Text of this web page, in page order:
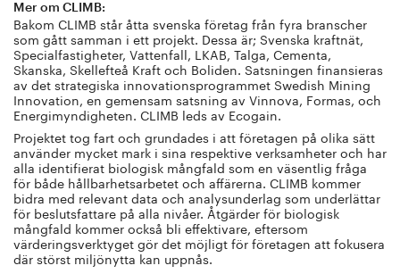
Mer om CLIMB:
Bakom CLIMB står åtta svenska företag från fyra branscher
som gått samman i ett projekt. Dessa är; Svenska kraftnät,
Specialfastigheter, Vattenfall, LKAB, Talga, Cementa,
Skanska, Skellefteå Kraft och Boliden. Satsningen finansieras
av det strategiska innovationsprogrammet Swedish Mining
Innovation, en gemensam satsning av Vinnova, Formas, och
Energimyndigheten. CLIMB leds av Ecogain.
Projektet tog fart och grundades i att företagen på olika sätt
använder mycket mark i sina respektive verksamheter och har
alla identifierat biologisk mångfald som en väsentlig fråga
för både hållbarhetsarbetet och affärerna. CLIMB kommer
bidra med relevant data och analysunderlag som underlättar
för beslutsfattare på alla nivåer. Åtgärder för biologisk
mångfald kommer också bli effektivare, eftersom
värderingsverktyget gör det möjligt för företagen att fokusera
där störst miljönytta kan uppnås.